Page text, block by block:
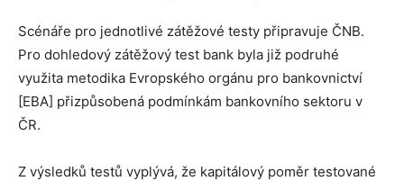
Scénáře pro jednotlivé zátěžové testy připravuje ČNB.
Pro dohledový zátěžový test bank byla již podruhé
využita metodika Evropského orgánu pro bankovnictví
[EBA] přizpůsobená podmínkám bankovního sektoru v
ČR.
Z výsledků testů vyplývá, že kapitálový poměr testované